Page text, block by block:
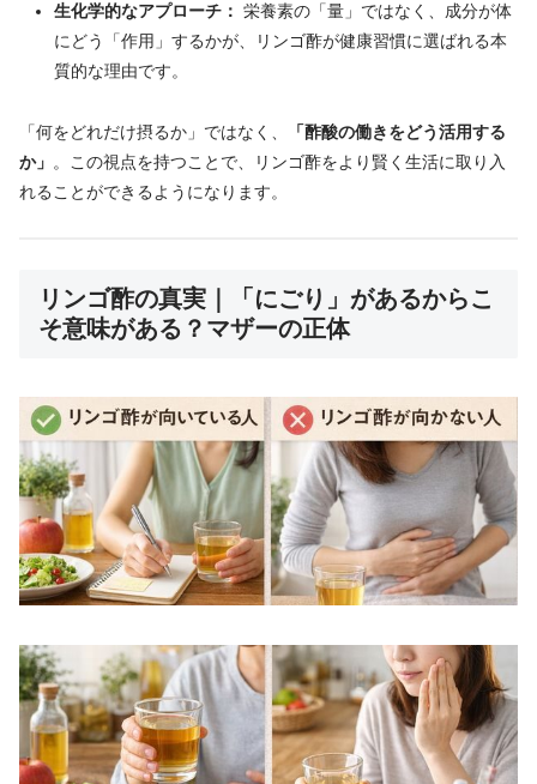
生化学的なアプローチ： 栄養素の「量」ではなく、成分が体
にどう「作用」するかが、リンゴ酢が健康習慣に選ばれる本
質的な理由です。
「何をどれだけ摂るか」ではなく、
「酢酸の働きをどう活用する
か」 。この視点を持つことで、リンゴ酢をより賢く生活に取り入
れることができるようになります。
リンゴ酢の真実｜「にごり」があるからこ
そ意味がある？マザーの正体